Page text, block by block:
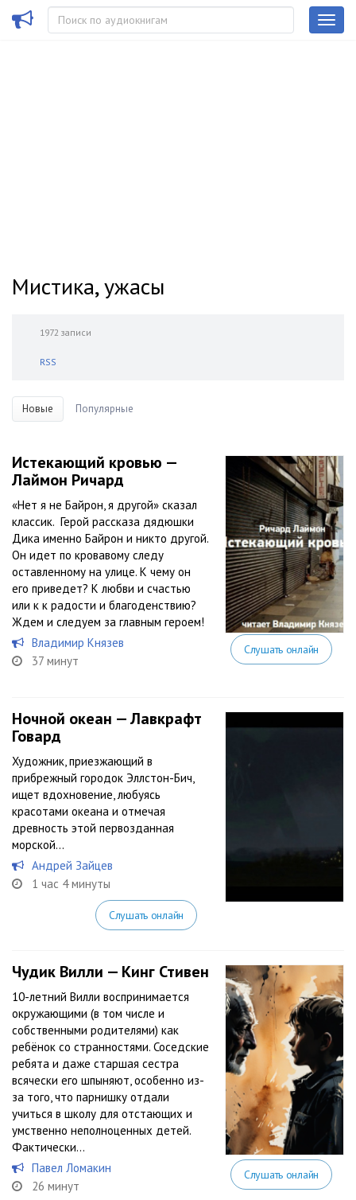
Мистика, ужасы
1972 записи
RSS
Новые Популярные
Истекающий кровью —
Лаймон Ричард
«Нет я не Байрон, я другой» сказал
классик. Герой рассказа дядюшки
Дика именно Байрон и никто другой.
Он идет по кровавому следу
оставленному на улице. К чему он
его приведет? К любви и счастью
или к к радости и благоденствию?
Ждем и следуем за главным героем!
Владимир Князев
37 минут
Слушать онлайн
Ночной океан — Лавкрафт
Говард
Художник, приезжающий в
прибрежный городок Эллстон-Бич,
ищет вдохновение, любуясь
красотами океана и отмечая
древность этой первозданная
морской…
Андрей Зайцев
1 час 4 минуты
Слушать онлайн
Чудик Вилли — Кинг Стивен
10-летний Вилли воспринимается
окружающими (в том числе и
собственными родителями) как
ребёнок со странностями. Соседские
ребята и даже старшая сестра
всячески его шпыняют, особенно из-
за того, что парнишку отдали
учиться в школу для отстающих и
умственно неполноценных детей.
Фактически...
Павел Ломакин
26 минут
Слушать онлайн